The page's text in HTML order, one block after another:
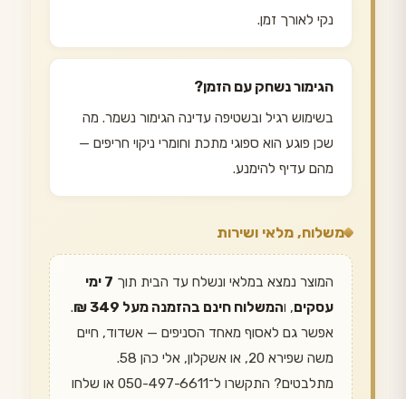
נקי לאורך זמן.
הגימור נשחק עם הזמן?
בשימוש רגיל ובשטיפה עדינה הגימור נשמר. מה
שכן פוגע הוא ספוגי מתכת וחומרי ניקוי חריפים —
מהם עדיף להימנע.
משלוח, מלאי ושירות
המוצר נמצא במלאי ונשלח עד הבית תוך
7 ימי
עסקים, והמשלוח חינם בהזמנה מעל 349 ₪
.
אפשר גם לאסוף מאחד הסניפים — אשדוד, חיים
משה שפירא 20, או אשקלון, אלי כהן 58.
מתלבטים? התקשרו ל־050-497-6611 או שלחו